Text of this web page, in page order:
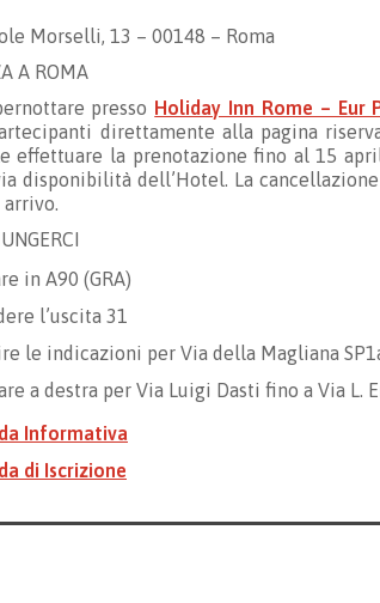
Morselli, 13 – 00148 – Roma
A ROMA
presso Holiday Inn Rome – Eur
direttamente alla pagina
effettuare la prenotazione fino al 15
disponibilità dell’Hotel. La
in A90 (GRA)
l’uscita 31
le indicazioni per Via della Magliana
a destra per Via Luigi Dasti fino a Via L.
Informativa
di Iscrizione